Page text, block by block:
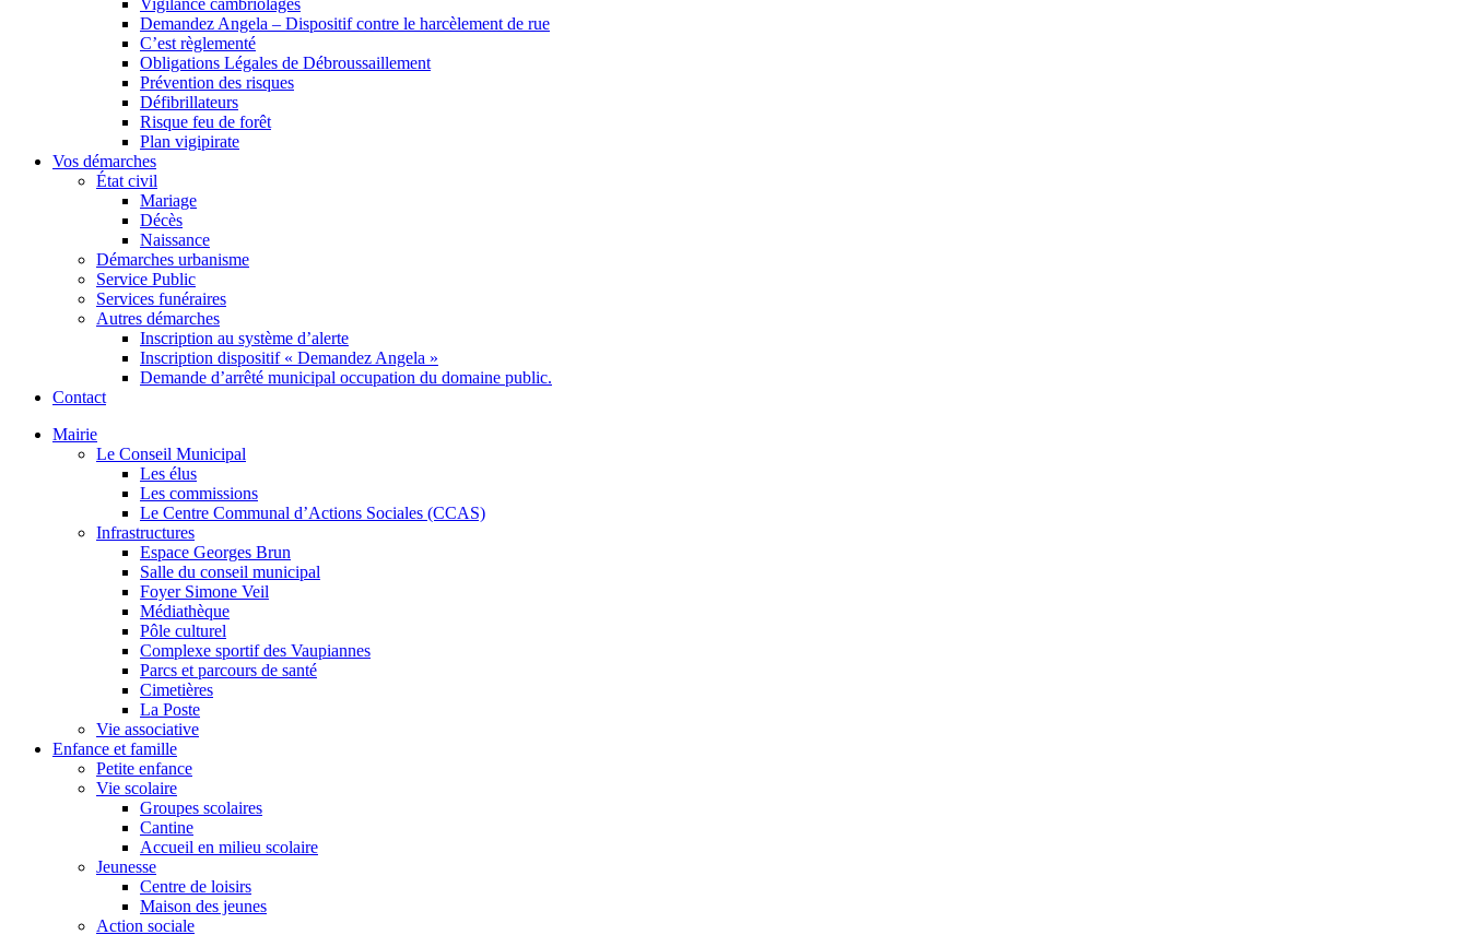
Vigilance cambriolages
Demandez Angela – Dispositif contre le harcèlement de rue
C’est règlementé
Obligations Légales de Débroussaillement
Prévention des risques
Défibrillateurs
Risque feu de forêt
Plan vigipirate
Vos démarches
État civil
Mariage
Décès
Naissance
Démarches urbanisme
Service Public
Services funéraires
Autres démarches
Inscription au système d’alerte
Inscription dispositif « Demandez Angela »
Demande d’arrêté municipal occupation du domaine public.
Contact
Mairie
Le Conseil Municipal
Les élus
Les commissions
Le Centre Communal d’Actions Sociales (CCAS)
Infrastructures
Espace Georges Brun
Salle du conseil municipal
Foyer Simone Veil
Médiathèque
Pôle culturel
Complexe sportif des Vaupiannes
Parcs et parcours de santé
Cimetières
La Poste
Vie associative
Enfance et famille
Petite enfance
Vie scolaire
Groupes scolaires
Cantine
Accueil en milieu scolaire
Jeunesse
Centre de loisirs
Maison des jeunes
Action sociale